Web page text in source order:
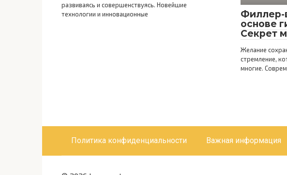
развиваясь и совершенствуясь. Новейшие
технологии и инновационные
Филлер-
основе
Секрет
Желание
стремление,
многие.
Политика конфиденциальности Важная информация